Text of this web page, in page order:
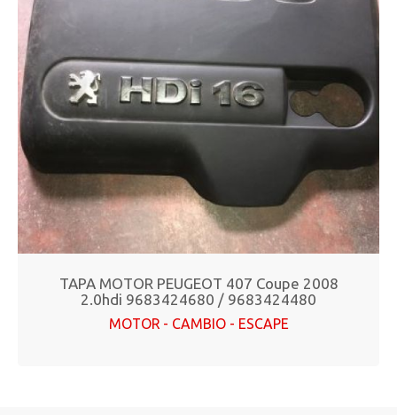
TAPA MOTOR PEUGEOT 407 Coupe 2008
2.0hdi 9683424680 / 9683424480
MOTOR - CAMBIO - ESCAPE